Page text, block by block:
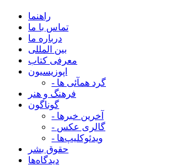
راهنما
تماس با ما
درباره ما
بین المللی
معرفی کتاب
اپوزیسیون
- گرد همآئی ها
فرهنگ و هنر
گوناگون
- آخرین خبرها
- گالری عکس
- ویدئوکلیپ‌ها
حقوق بشر
دیدگاه‌ها